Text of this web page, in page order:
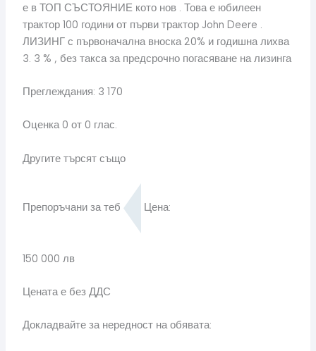
е в ТОП СЪСТОЯНИЕ кото нов . Това е юбилеен
трактор 100 години от първи трактор John Deere .
ЛИЗИНГ с първоначална вноска 20% и годишна лихва
3. 3 % , без такса за предсрочно погасяване на лизинга
Преглеждания: 3 170
Оценка 0 от 0 глас.
Другите търсят също
Препоръчани за теб Цена:
150 000 лв
Цената е без ДДС
Докладвайте за нередност на обявата: